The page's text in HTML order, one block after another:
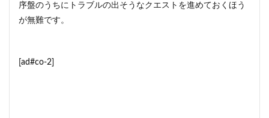
序盤のうちにトラブルの出そうなクエストを進めておくほう
が無難です。
[ad#co-2]